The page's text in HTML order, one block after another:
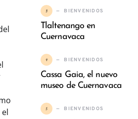
3 BIENVENIDOS
Tlaltenango en
Cuernavaca
4 BIENVENIDOS
Cassa Gaia, el nuevo
museo de Cuernavaca
5 BIENVENIDOS